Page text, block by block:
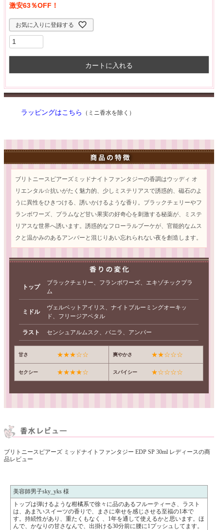
激安63％OFF！
お気に入りに登録する
カートに入れる
ラッピングはこちら （ミニ香水を除く）
ブリトニースピアーズミッドナイトファンタジーの香調はウッディ オ
リエンタル☆抗いがたく魅力的、少しミステリアスで誘惑的、磁石のよ
うに異性をひきつける、誘いかけるような香り。ブラックチェリーやフ
ランボワーズ、プラムなど甘い果実の好奇心を刺激する秘薬が、ミステ
リアスな世界へ誘います。誘惑的なフローラルブーケが、官能的なムス
クと温かみのあるアンバーと混じりあい忘れられない夜を創造します。
トップ
ブラックチェリー、フランボワーズ、エキゾチックプラ
ム
ミドル
ヴェルベットアイリス、ナイトブルーミングオーキッ
ド、フリージアペタル
ラスト センシュアルムスク、バニラ、アンバー
甘さ ★★★☆☆ 爽やかさ ★★☆☆☆
セクシー ★★★★☆ スパイシー ★☆☆☆☆
ブリトニースピアーズ ミッドナイトファンタジー EDP SP 30ml レディースの商
品レビュー
美容師男子sky_yks 様
トップは弾けるような柑橘系で徐々に品のあるフルーティーさ、ラスト
は、あま?いスイーツの香りで、まさに幸せを感じさせる至福の1本で
す。持続性があり、重たくもなく 、1年を通して使えるかと思います。ほ
んで、かなりの甘さなんで、出掛ける30分前に腰に1プッシュしてます。